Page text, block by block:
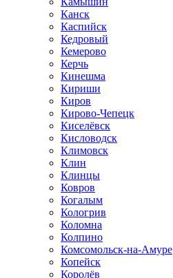
Канск
Каспийск
Кедровый
Кемерово
Керчь
Кинешма
Кириши
Киров
Кирово-Чепецк
Киселёвск
Кисловодск
Климовск
Клин
Клинцы
Ковров
Когалым
Кологрив
Коломна
Колпино
Комсомольск-на-Амуре
Копейск
Королёв